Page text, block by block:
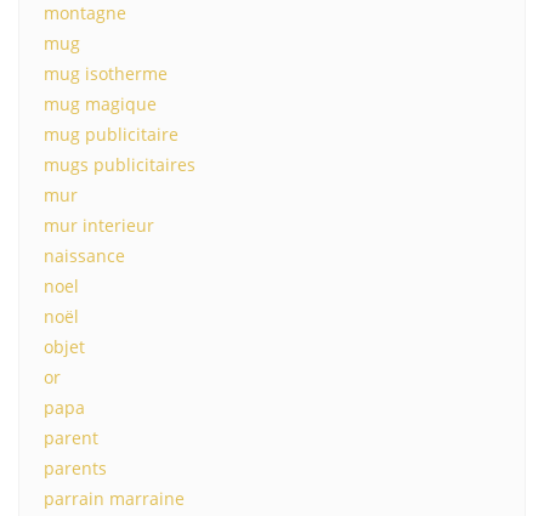
montagne
mug
mug isotherme
mug magique
mug publicitaire
mugs publicitaires
mur
mur interieur
naissance
noel
noël
objet
or
papa
parent
parents
parrain marraine